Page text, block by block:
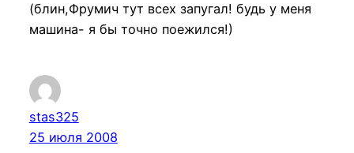
(блин,Фрумич тут всех запугал! будь у меня
машина- я бы точно поежился!)
stas325
25 июля 2008